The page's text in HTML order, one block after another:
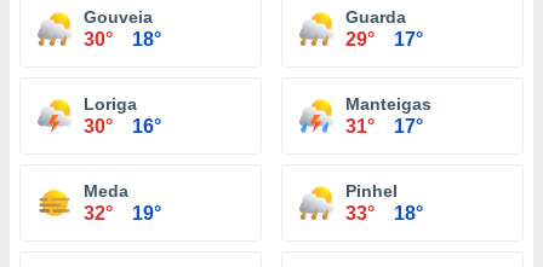
Gouveia
30° 18°
Guarda
29° 17°
Loriga
30° 16°
Manteigas
31° 17°
Meda
32° 19°
Pinhel
33° 18°